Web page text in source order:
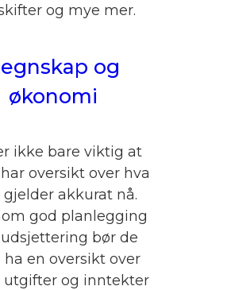
og mye mer.
og
økonomi
ikke bare viktig at
oversikt over hva
gjelder akkurat nå.
god planlegging
bør de
ha en oversikt over
utgifter og inntekter